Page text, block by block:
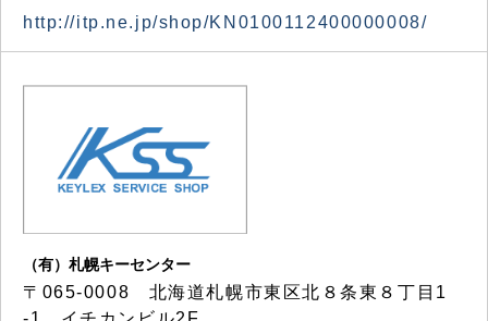
http://itp.ne.jp/shop/KN0100112400000008/
（有）札幌キーセンター
〒065-0008 北海道札幌市東区北８条東８丁目1